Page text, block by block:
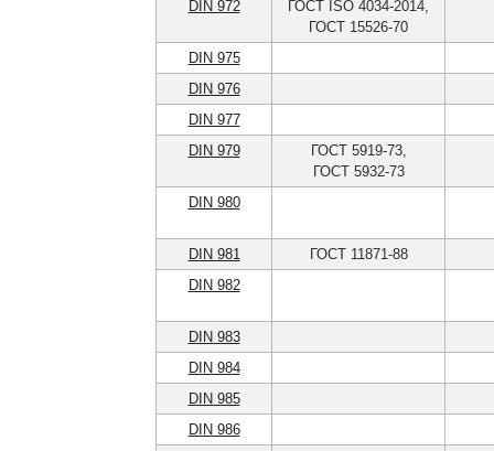
DIN 972
ГОСТ ISO 4034-2014,
ГОСТ 15526-70
DIN 975
DIN 976
DIN 977
DIN 979
ГОСТ 5919-73,
ГОСТ 5932-73
DIN 980
DIN 981
ГОСТ 11871-88
DIN 982
DIN 983
DIN 984
DIN 985
DIN 986